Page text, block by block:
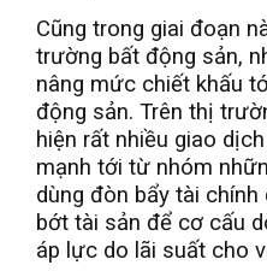
Cũng trong giai đoạn
trường bất động sản,
nâng mức chiết khấu
động sản. Trên thị
hiện rất nhiều giao
mạnh tới từ nhóm
dùng đòn bẩy tài chính
bớt tài sản để cơ cấu
áp lực do lãi suất cho